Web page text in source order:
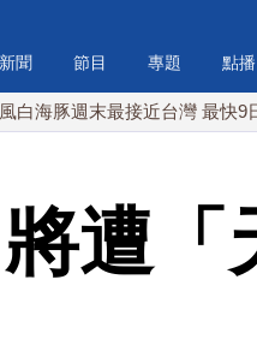
新聞 節目 專題 點播
週末最接近台灣 最快9日可能登
遭「